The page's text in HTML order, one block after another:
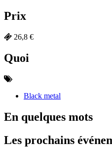
Prix
26,8 €
Quoi
Black metal
En quelques mots
Les prochains